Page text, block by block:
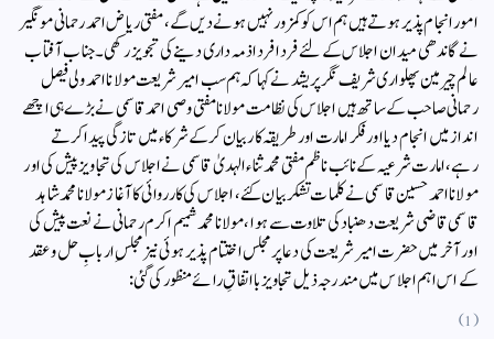
امور انجام پذیر ہوتے ہیں ہم اس کو کمزور نہیں ہونے دیں گے، مفتی ریاض احمد رحمانی مونگیر
نے گاندھی میدان اجلاس کے لئے فردا فردا ذمہ داری دینے کی تجویز رکھی۔ جناب آفتاب
عالم چیر مین پھلواری شریف نگر پریشد نے کہا کہ ہم سب امیر شریعت مولانا احمد ولی فیصل
رحمانی صاحب کے سا تھ ہیں اجلاس کی نظامت مولانا مفتی وصی احمد قاسمی نے بڑے ہی اچھے
انداز میں انجام دیا اور فکر امارت اور طریقہ کار بیان کرکے شرکاء میں تازگی پیدا کرتے
رہے،امارت شرعیہ کے نائب ناظم مفتی محمد ثناء الہدیٰ قاسمی نے اجلاس کی تجاویز پیش کی اور
مولانا احمد حسین قاسمی نے کلمات تشکر بیان کئے، اجلاس کی کارروائی کا آغاز مولانا محمد شاہد
قاسمی قاضی شریعت دھنباد کی تلاوت سے ہوا ،مولانا محمد شمیم اکرم رحمانی نے نعت پیش کی
اور آخر میں حضرت امیر شریعت کی دعاپر مجلس اختتام پذیر ہوئی نیز مجلسِ اربابِ حل و عقد
کے اس اہم اجلاس میں مندرجہ ذیل تجاویز با اتفاقِ رائے منظور کی گئی:
(1)